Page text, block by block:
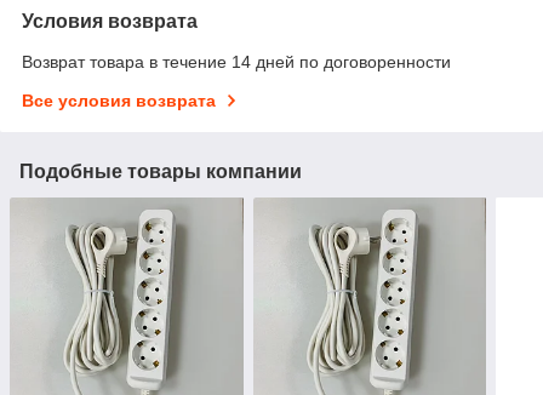
Условия возврата
Возврат товара в течение 14 дней по договоренности
Все условия возврата
Подобные товары компании